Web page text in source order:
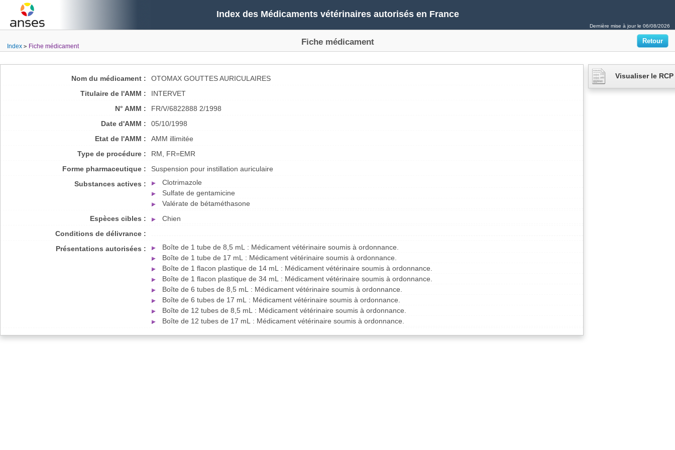
Index des Médicaments vétérinaires autorisés en France
Dernière mise à jour le 06/08/2026
Index Fiche médicament Fiche médicament
Nom du médicament :
OTOMAX GOUTTES AURICULAIRES
Titulaire de l'AMM :
INTERVET
N° AMM :
FR/V/6822888 2/1998
Date d'AMM :
05/10/1998
Etat de l'AMM :
AMM illimitée
Type de procédure :
RM, FR=EMR
Forme pharmaceutique :
Suspension pour instillation auriculaire
Substances actives :
Clotrimazole
Sulfate de gentamicine
Valérate de bétaméthasone
Espèces cibles :
Chien
Conditions de délivrance :
Présentations autorisées :
Boîte de 1 tube de 8,5 mL : Médicament vétérinaire soumis à ordonnance.
Boîte de 1 tube de 17 mL : Médicament vétérinaire soumis à ordonnance.
Boîte de 1 flacon plastique de 14 mL : Médicament vétérinaire soumis à ordonnance.
Boîte de 1 flacon plastique de 34 mL : Médicament vétérinaire soumis à ordonnance.
Boîte de 6 tubes de 8,5 mL : Médicament vétérinaire soumis à ordonnance.
Boîte de 6 tubes de 17 mL : Médicament vétérinaire soumis à ordonnance.
Boîte de 12 tubes de 8,5 mL : Médicament vétérinaire soumis à ordonnance.
Boîte de 12 tubes de 17 mL : Médicament vétérinaire soumis à ordonnance.
Visualiser le RCP